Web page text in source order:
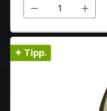
Produkt
✦ Tipp.